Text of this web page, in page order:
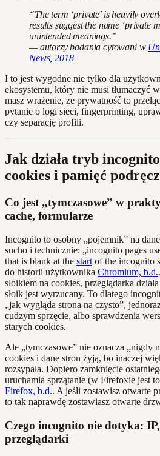
“The term ‘private’ is heavily
results suggest the name ‘private
unintended meanings.”
— autorzy badania cytowani w
News, 2018
I to jest wygodne nie tylko dla
ekosystemu, który nie musi tłumaczyć
masz wrażenie, że prywatność to
pytanie o logi sieci, fingerprinting,
czy separację profili.
Jak działa tryb
cookies i pamięć
Co jest „tymczasowe” w
cache, formularze
Incognito to osobny „pojemnik” na
sucho i technicznie: „incognito pages
that is blank at the start of the incognito
do historii użytkownika Chromium, b.d.
słoikiem na cookies, przeglądarka
słoik jest wyrzucany. To dlatego
„jak wygląda strona na czysto”,
cudzym sprzęcie, albo sprawdzenia
starych cookies.
Ale „tymczasowe” nie oznacza „nigdy
cookies i dane stron żyją, bo inaczej
rozsypała. Dopiero zamknięcie
uruchamia sprzątanie (w Firefoxie jest
Firefox, b.d.. A jeśli zostawisz otwarte
to tak naprawdę zostawiasz otwarte
Czego incognito nie dotyka:
przeglądarki